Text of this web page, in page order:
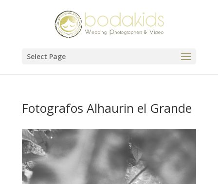
Select Page
Fotografos Alhaurin el Grande